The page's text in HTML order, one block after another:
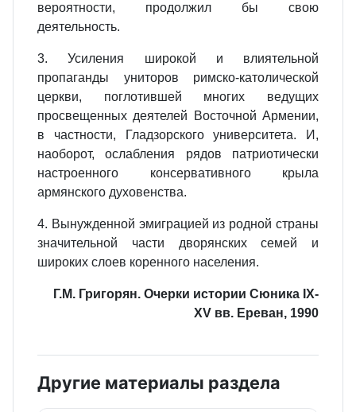
вероятности, продолжил бы свою
деятельность.
3. Усиления широкой и влиятельной
пропаганды униторов римско-католической
церкви, поглотившей многих ведущих
просвещенных деятелей Восточной Армении,
в частности, Гладзорского университета. И,
наоборот, ослабления рядов патриотически
настроенного консервативного крыла
армянского духовенства.
4. Вынужденной эмиграцией из родной страны
значительной части дворянских семей и
широких слоев коренного населения.
Г.М. Григорян. Очерки истории Сюника IX-
XV вв. Ереван, 1990
Другие материалы раздела